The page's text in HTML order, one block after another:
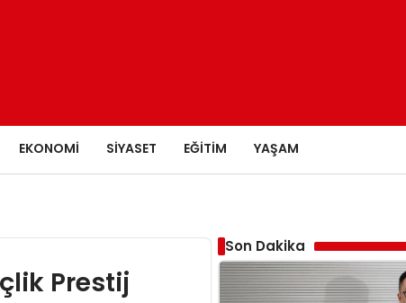
EKONOMI SIYASET EĞITIM YAŞAM
Prestij
Son Dakika